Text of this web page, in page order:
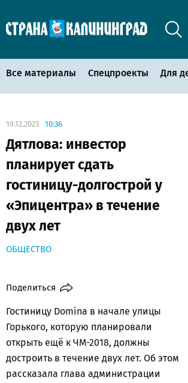
Все материалы Спецпроекты Для
19.12.2023 10:36
Дятлова: инвестор
планирует сдать
гостиницу-долгострой у
«Эпицентра» в течение
двух лет
ОБЩЕСТВО
Поделиться
Гостиницу Domina в начале улицы
Горького, которую планировали
открыть ещё к ЧМ-2018, должны
достроить в течение двух лет. Об этом
рассказала глава администрации